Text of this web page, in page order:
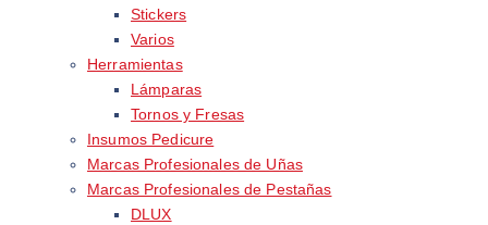
Stickers
Varios
Herramientas
Lámparas
Tornos y Fresas
Insumos Pedicure
Marcas Profesionales de Uñas
Marcas Profesionales de Pestañas
DLUX